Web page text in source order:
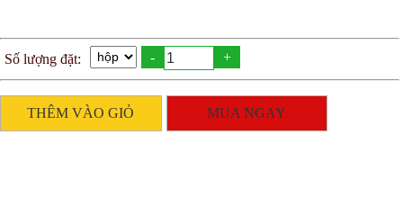
Số lượng đặt: - +
THÊM VÀO GIỎ MUA NGAY